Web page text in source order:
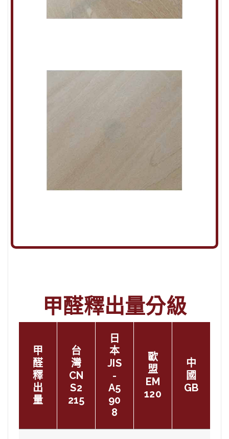
甲醛釋出量分級
甲
醛
釋
出
量
台
灣
CN
S2
215
日
本
JIS
-
A5
90
8
歐
盟
EM
120
中
國
GB